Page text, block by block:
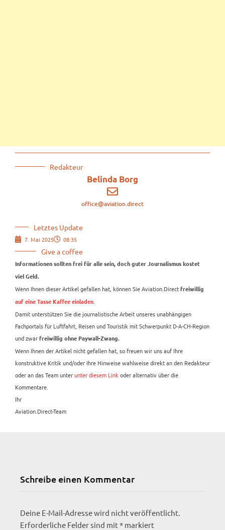
Redakteur
Belinda Borg
office@aviation.direct
Letztes Update
7. Mai 2025 08:35
Give a coffee
Informationen sollten frei für alle sein, doch guter Journalismus kostet
viel Geld.
Wenn Ihnen dieser Artikel gefallen hat, können Sie Aviation.Direct freiwillig
auf eine Tasse Kaffee einladen
Damit unterstützen Sie die journalistische Arbeit unseres unabhängigen
Fachportals für Luftfahrt, Reisen und Touristik mit Schwerpunkt D-A-CH-Region
und zwar freiwillig ohne Paywall-Zwang.
Wenn Ihnen der Artikel nicht gefallen hat, so freuen wir uns auf Ihre
konstruktive Kritik und/oder Ihre Hinweise wahlweise direkt an den Redakteur
oder an das Team unterunter diesem Link oder alternativ über die
Kommentare.
Ihr
Aviation.Direct-Team
Schreibe einen Kommentar
Deine E-Mail-Adresse wird nicht veröffentlicht.
Erforderliche Felder sind mit* markiert